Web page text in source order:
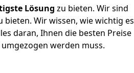
Lösung zu bieten. Wir sind
bieten. Wir wissen, wie wichtig es
daran, Ihnen die besten Preise
werden muss.